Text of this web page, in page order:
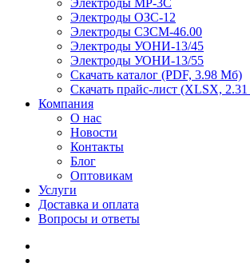
Электроды МР-3С
Электроды ОЗС-12
Электроды СЗСМ-46.00
Электроды УОНИ-13/45
Электроды УОНИ-13/55
Скачать каталог (PDF, 3.98 Мб)
Скачать прайс-лист (XLSX,
Компания
О нас
Новости
Контакты
Блог
Оптовикам
Услуги
Доставка и оплата
Вопросы и ответы